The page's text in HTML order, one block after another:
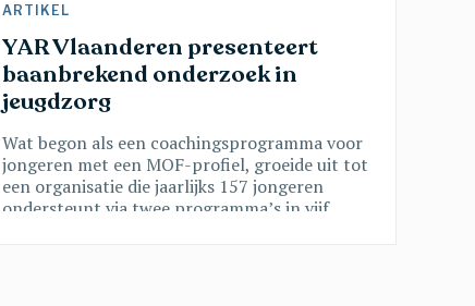
ARTIKEL
YAR Vlaanderen presenteert
baanbrekend onderzoek in
jeugdzorg
Wat begon als een coachingsprogramma voor
jongeren met een MOF-profiel, groeide uit tot
een organisatie die jaarlijks 157 jongeren
ondersteunt via twee programma’s in vijf